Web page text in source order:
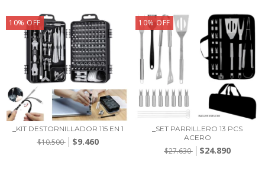
10% OFF
_KIT DESTORNILLADOR 115 EN 1
$10.500 $9.460
10% OFF
_SET PARRILLERO 13 PCS
ACERO
$27.630 $24.890